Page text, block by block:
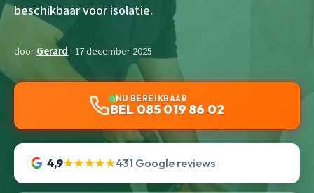
beschikbaar voor isolatie.
doorGerard · 17 december 2025
NU BEREIKBAAR
BEL 085 019 86 02
4,9★★★★★431 Google reviews